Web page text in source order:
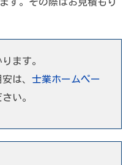
ます。
は、 士業ホームペー
い。